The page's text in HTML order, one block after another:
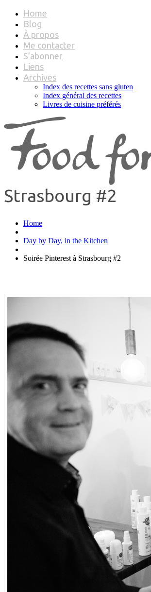
Home
Blog
À propos
Me contacter
S’abonner
Liens
Archives
Index des recettes sans gluten
Index général des recettes
Livres de cuisine préférés
Strasbourg #2
Home
Day by Day, in the Kitchen
Soirée Pinterest à Strasbourg #2